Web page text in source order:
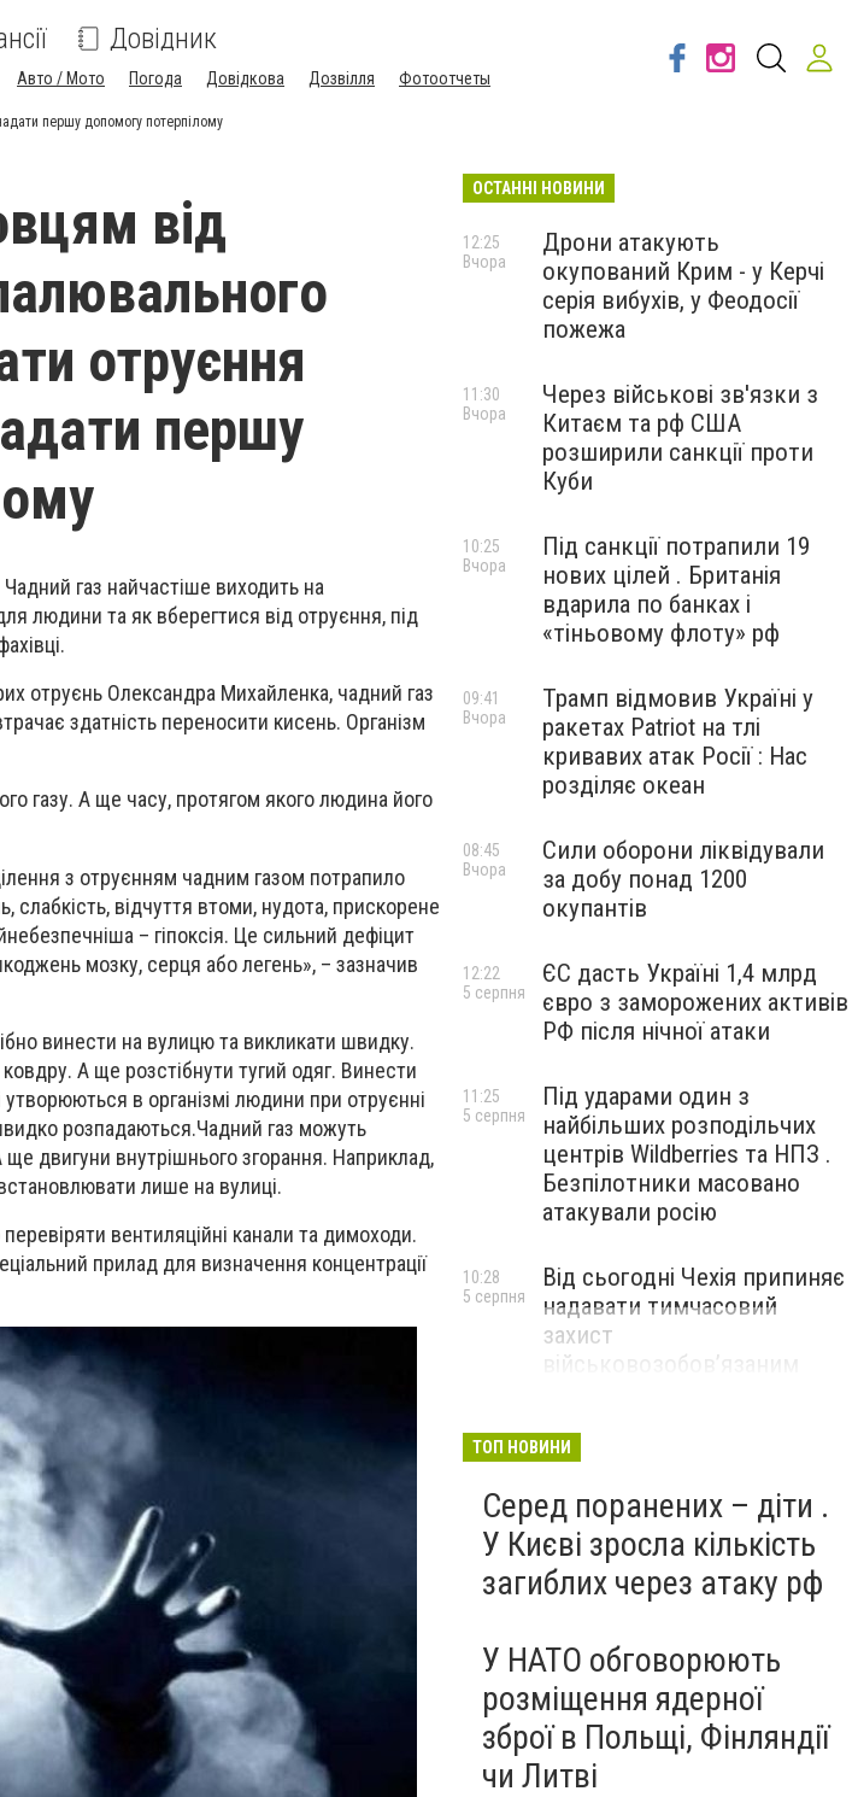
Довідник
Авто / Мото Погода Довідкова Дозвілля Фотоотчеты
першу допомогу потерпілому
від
отруєння
першу
газ найчастіше виходить на
людини та як вберегтися від отруєння, під
отруєнь Олександра Михайленка, чадний газ
здатність переносити кисень. Організм
газу. А ще часу, протягом якого людина його
з отруєнням чадним газом потрапило
слабкість, відчуття втоми, нудота, прискорене
– гіпоксія. Це сильний дефіцит
мозку, серця або легень», – зазначив
винести на вулицю та викликати швидку.
А ще розстібнути тугий одяг. Винести
утворюються в організмі людини при отруєнні
розпадаються.Чадний газ можуть
А ще двигуни внутрішнього згорання. Наприклад,
лише на вулиці.
вентиляційні канали та димоходи.
прилад для визначення концентрації
ОСТАННІ НОВИНИ
Дрони атакують
окупований Крим - у Керчі
серія вибухів, у Феодосії
пожежа
12:25
Вчора
Через військові зв'язки з
Китаєм та рф США
розширили санкції проти
Куби
11:30
Вчора
Під санкції потрапили 19
нових цілей . Британія
вдарила по банках і
«тіньовому флоту» рф
10:25
Вчора
Трамп відмовив Україні у
ракетах Patriot на тлі
кривавих атак Росії : Нас
розділяє океан
09:41
Вчора
Сили оборони ліквідували
за добу понад 1200
окупантів
08:45
Вчора
ЄС дасть Україні 1,4 млрд
євро з заморожених активів
РФ після нічної атаки
12:22
5 серпня
Під ударами один з
найбільших розподільчих
центрів Wildberries та НПЗ .
Безпілотники масовано
атакували росію
11:25
5 серпня
Від сьогодні Чехія припиняє
надавати тимчасовий
захист
військовозобов’язаним
10:28
5 серпня
ТОП НОВИНИ
Серед поранених – діти .
У Києві зросла кількість
загиблих через атаку рф
У НАТО обговорюють
розміщення ядерної
зброї в Польщі, Фінляндії
чи Литві